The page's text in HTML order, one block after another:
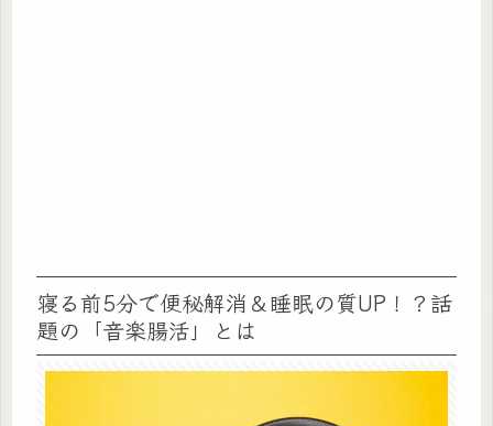
寝る前5分で便秘解消＆睡眠の質UP！？話
題の「音楽腸活」とは